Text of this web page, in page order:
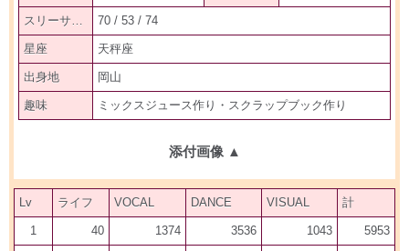
70 / 53 / 74
星座 天秤座
出身地 岡山
趣味 ミックスジュース作り・スクラップブック作り
添付画像 ▲
Lv ライフ VOCAL DANCE VISUAL 計
1 40 1374 3536 1043 5953